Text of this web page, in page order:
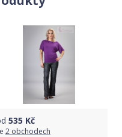
535 Kč
2 obchodech